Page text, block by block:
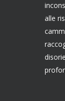
alle